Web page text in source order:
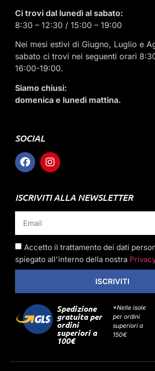
Ci trovi dal lunedì al sabato:
8:30 – 12:30 / 15:00 – 19:00
Nei mesi estivi di Giugno, Luglio e
sabato ci trovi nei seguenti orari
16:00-19:00.
Siamo chiusi:
domenica e lunedì mattina.
SOCIAL
ISCRIVITI ALLA NEWSLETTER
Accetto il trattamento dei dati
spiegato all'interno della nostra
ISCRIVITI
Spedizione
gratuita per
ordini
superiori a
100€
*Nelle isole
per ordini
superiori a
150€